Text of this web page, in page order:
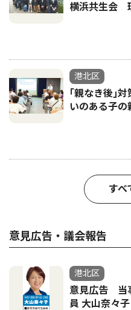
横浜共生会
港北区
｢親なき後｣
いのある子の
すべ
意見広告・議会報告
港北区
意見広告 当
員 大山奈々子